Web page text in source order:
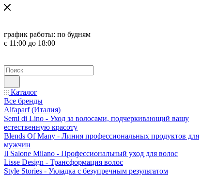
график работы: по будням
с 11:00 до 18:00
Каталог
Все бренды
Alfaparf (Италия)
Semi di Lino - Уход за волосами, подчеркивающий вашу
естественную красоту
Blends Of Many - Линия профессиональных продуктов для
мужчин
Il Salone Milano - Профессиональный уход для волос
Lisse Design - Трансформация волос
Style Stories - Укладка с безупречным результатом